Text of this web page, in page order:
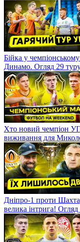
Бійка у
Динамо. Огляд 29
Хто новий чемпіон
виживання для
Дніпро-1 проти
велика інтрига!